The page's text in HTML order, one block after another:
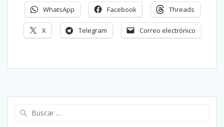
WhatsApp Facebook Threads
X Telegram Correo electrónico